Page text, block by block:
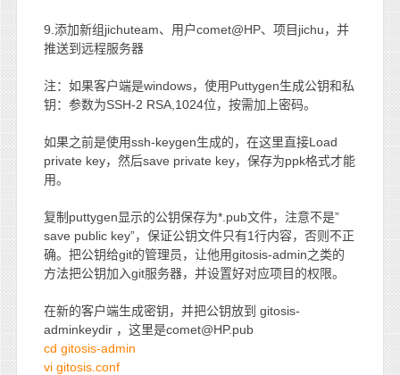
9.添加新组jichuteam、用户comet@HP、项目jichu，并
推送到远程服务器
注：如果客户端是windows，使用Puttygen生成公钥和私
钥：参数为SSH-2 RSA,1024位，按需加上密码。
如果之前是使用ssh-keygen生成的，在这里直接Load
private key，然后save private key，保存为ppk格式才能
用。
复制puttygen显示的公钥保存为*.pub文件，注意不是”
save public key”，保证公钥文件只有1行内容，否则不正
确。把公钥给git的管理员，让他用gitosis-admin之类的
方法把公钥加入git服务器，并设置好对应项目的权限。
在新的客户端生成密钥，并把公钥放到 gitosis-
adminkeydir ，这里是comet@HP.pub
cd gitosis-admin
vi gitosis.conf